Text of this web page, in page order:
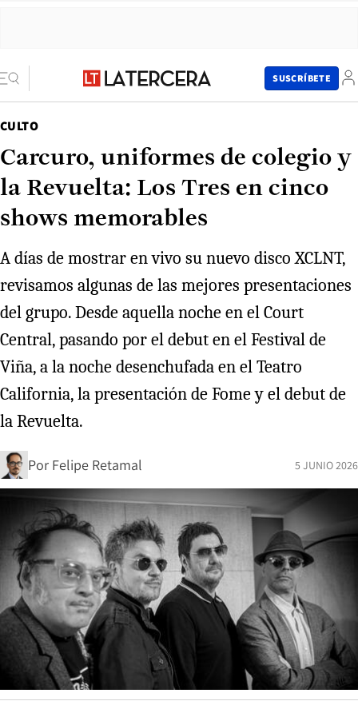
SUSCRÍBETE
CULTO
Carcuro, uniformes de colegio y
la Revuelta: Los Tres en cinco
shows memorables
A días de mostrar en vivo su nuevo disco XCLNT,
revisamos algunas de las mejores presentaciones
del grupo. Desde aquella noche en el Court
Central, pasando por el debut en el Festival de
Viña, a la noche desenchufada en el Teatro
California, la presentación de Fome y el debut de
la Revuelta.
Por Felipe Retamal 5 JUNIO 2026